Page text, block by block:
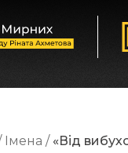
Імена «Від